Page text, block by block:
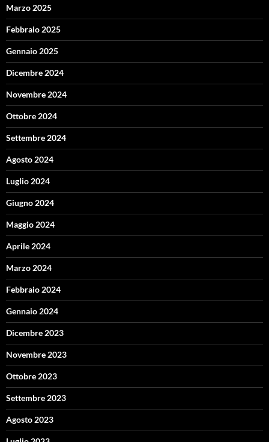
Marzo 2025
Febbraio 2025
Gennaio 2025
Dicembre 2024
Novembre 2024
Ottobre 2024
Settembre 2024
Agosto 2024
Luglio 2024
Giugno 2024
Maggio 2024
Aprile 2024
Marzo 2024
Febbraio 2024
Gennaio 2024
Dicembre 2023
Novembre 2023
Ottobre 2023
Settembre 2023
Agosto 2023